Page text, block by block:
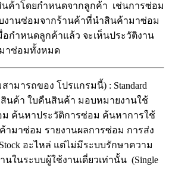
ค้าโดยกำหนดจากลูกค้า เช่นการซ่อม
งานซ่อมจากร้านค้าที่นำสินค้ามาซ่อม
กำหนดลูกค้าแล้ว จะเห็นประวัติงาน
าซ่อมทั้งหมด
สามารถของ โปรแกรมนี้) : Standard
นค้า ใบคืนสินค้า มอบหมายงานใช้
ค้นหาประวัติการซ่อม ค้นหาการใช้
มาซ่อม รายงานผลการซ่อม การส่ง
อะไหล่ แต่ไม่มีระบบรักษาความ
นในระบบผู้ใช้งานเดี่ยวเท่านั้น (Single